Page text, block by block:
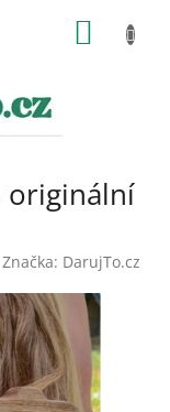
originální
Značka: DarujTo.cz